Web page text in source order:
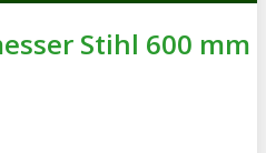
Stihl 600 mm